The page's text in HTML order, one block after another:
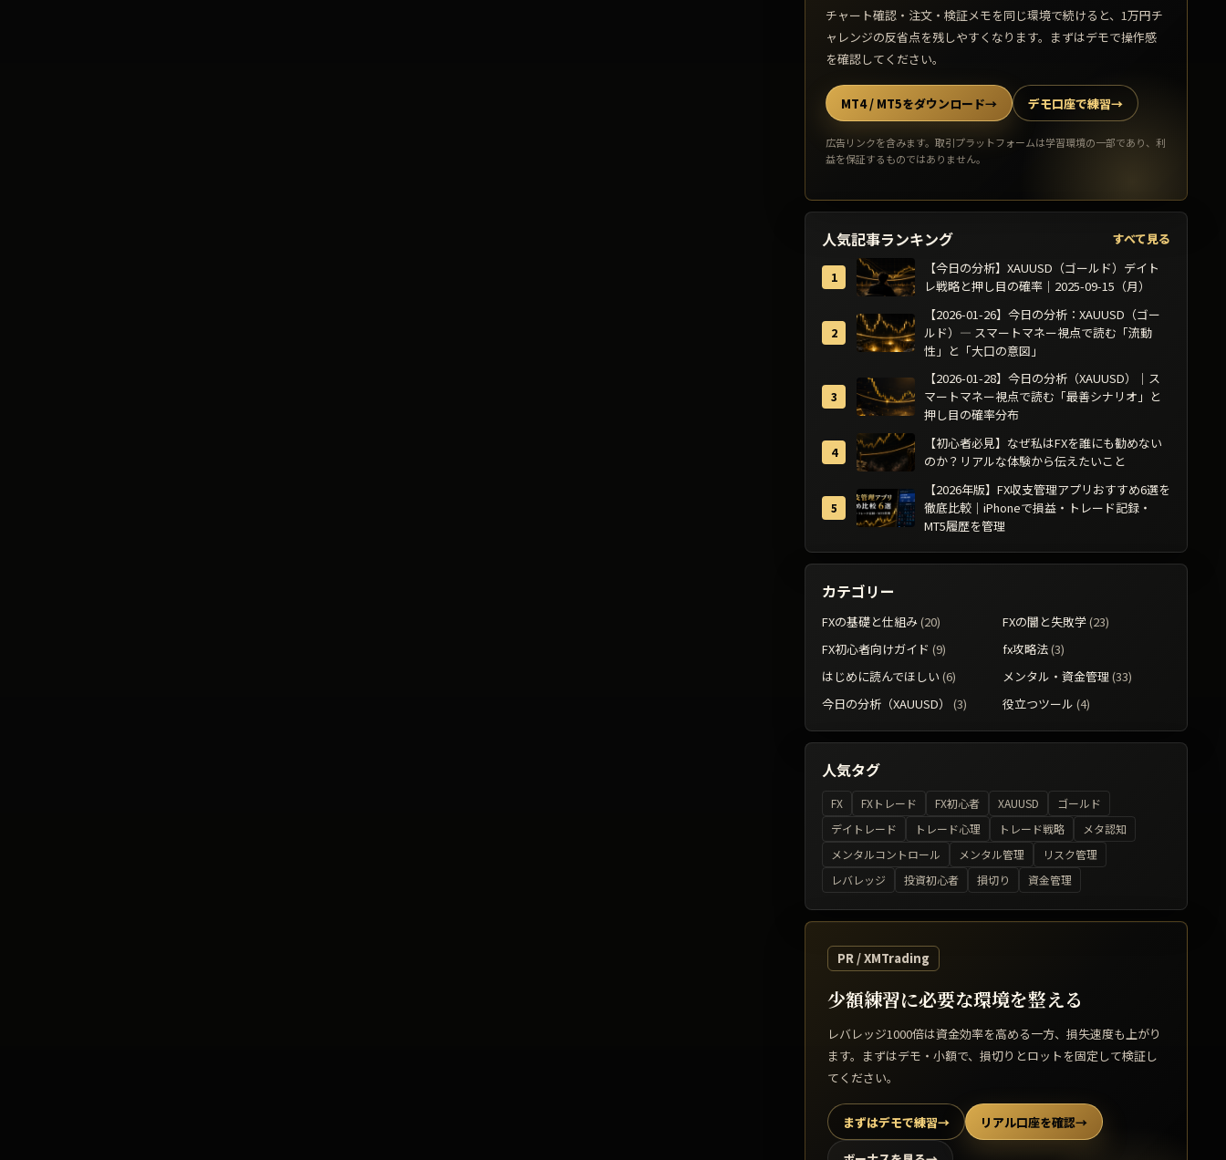
チャート確認・注文・検証メモを同じ環境で続けると、1万円チ
ャレンジの反省点を残しやすくなります。まずはデモで操作感
を確認してください。
MT4 / MT5をダウンロード→ デモ口座で練習→
広告リンクを含みます。取引プラットフォームは学習環境の一部であり、利
益を保証するものではありません。
人気記事ランキング
すべて見る
【今日の分析】XAUUSD（ゴールド）デイト
レ戦略と押し目の確率｜2025-09-15（月）
【2026-01-26】今日の分析：XAUUSD（ゴー
ルド）— スマートマネー視点で読む「流動
性」と「大口の意図」
【2026-01-28】今日の分析（XAUUSD）｜ス
マートマネー視点で読む「最善シナリオ」と
押し目の確率分布
【初心者必見】なぜ私はFXを誰にも勧めない
のか？リアルな体験から伝えたいこと
【2026年版】FX収支管理アプリおすすめ6選を
徹底比較｜iPhoneで損益・トレード記録・
MT5履歴を管理
カテゴリー
FXの基礎と仕組み(20) FXの闇と失敗学(23)
FX初心者向けガイド (9) fx攻略法(3)
はじめに読んでほしい (6) メンタル・資金管理(33)
今日の分析（XAUUSD）
(3) 役立つツール (4)
人気タグ
FX FXトレード FX初心者 XAUUSD
ゴールド
デイトレード
トレード心理 トレード戦略
メタ認知
メンタルコントロール
メンタル管理
リスク管理
レバレッジ
投資初心者 損切り 資金管理
PR / XMTrading
少額練習に必要な環境を整える
レバレッジ1000倍は資金効率を高める一方、損失速度も上がり
ます。まずはデモ・小額で、損切りとロットを固定して検証し
てください。
まずはデモで練習→ リアル口座を確認→